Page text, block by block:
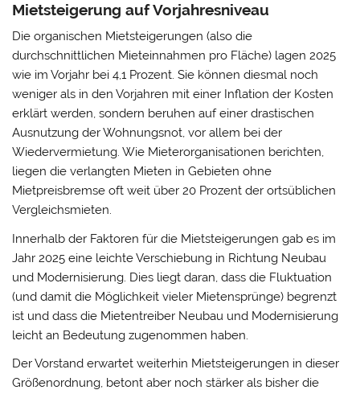
Mietsteigerung auf Vorjahresniveau
Die organischen Mietsteigerungen (also die
durchschnittlichen Mieteinnahmen pro Fläche) lagen 2025
wie im Vorjahr bei 4,1 Prozent. Sie können diesmal noch
weniger als in den Vorjahren mit einer Inflation der Kosten
erklärt werden, sondern beruhen auf einer drastischen
Ausnutzung der Wohnungsnot, vor allem bei der
Wiedervermietung. Wie Mieterorganisationen berichten,
liegen die verlangten Mieten in Gebieten ohne
Mietpreisbremse oft weit über 20 Prozent der ortsüblichen
Vergleichsmieten.
Innerhalb der Faktoren für die Mietsteigerungen gab es im
Jahr 2025 eine leichte Verschiebung in Richtung Neubau
und Modernisierung. Dies liegt daran, dass die Fluktuation
(und damit die Möglichkeit vieler Mietensprünge) begrenzt
ist und dass die Mietentreiber Neubau und Modernisierung
leicht an Bedeutung zugenommen haben.
Der Vorstand erwartet weiterhin Mietsteigerungen in dieser
Größenordnung, betont aber noch stärker als bisher die